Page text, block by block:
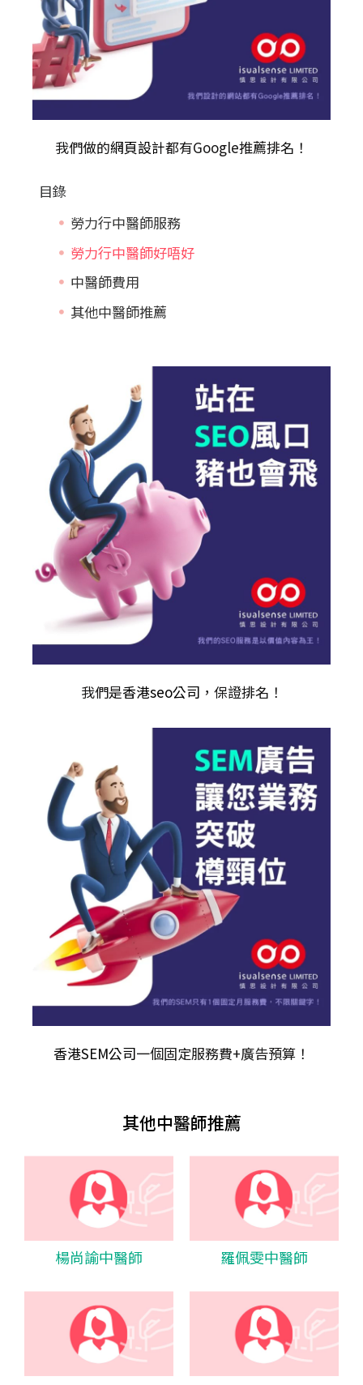
我們做的網頁設計都有Google推薦排名！
目錄
勞力行中醫師服務
勞力行中醫師好唔好
中醫師費用
其他中醫師推薦
我們是香港seo公司 ，保證排名！
香港SEM公司一個固定服務費+廣告預算！
其他中醫師推薦
楊尚諭中醫師 羅佩雯中醫師